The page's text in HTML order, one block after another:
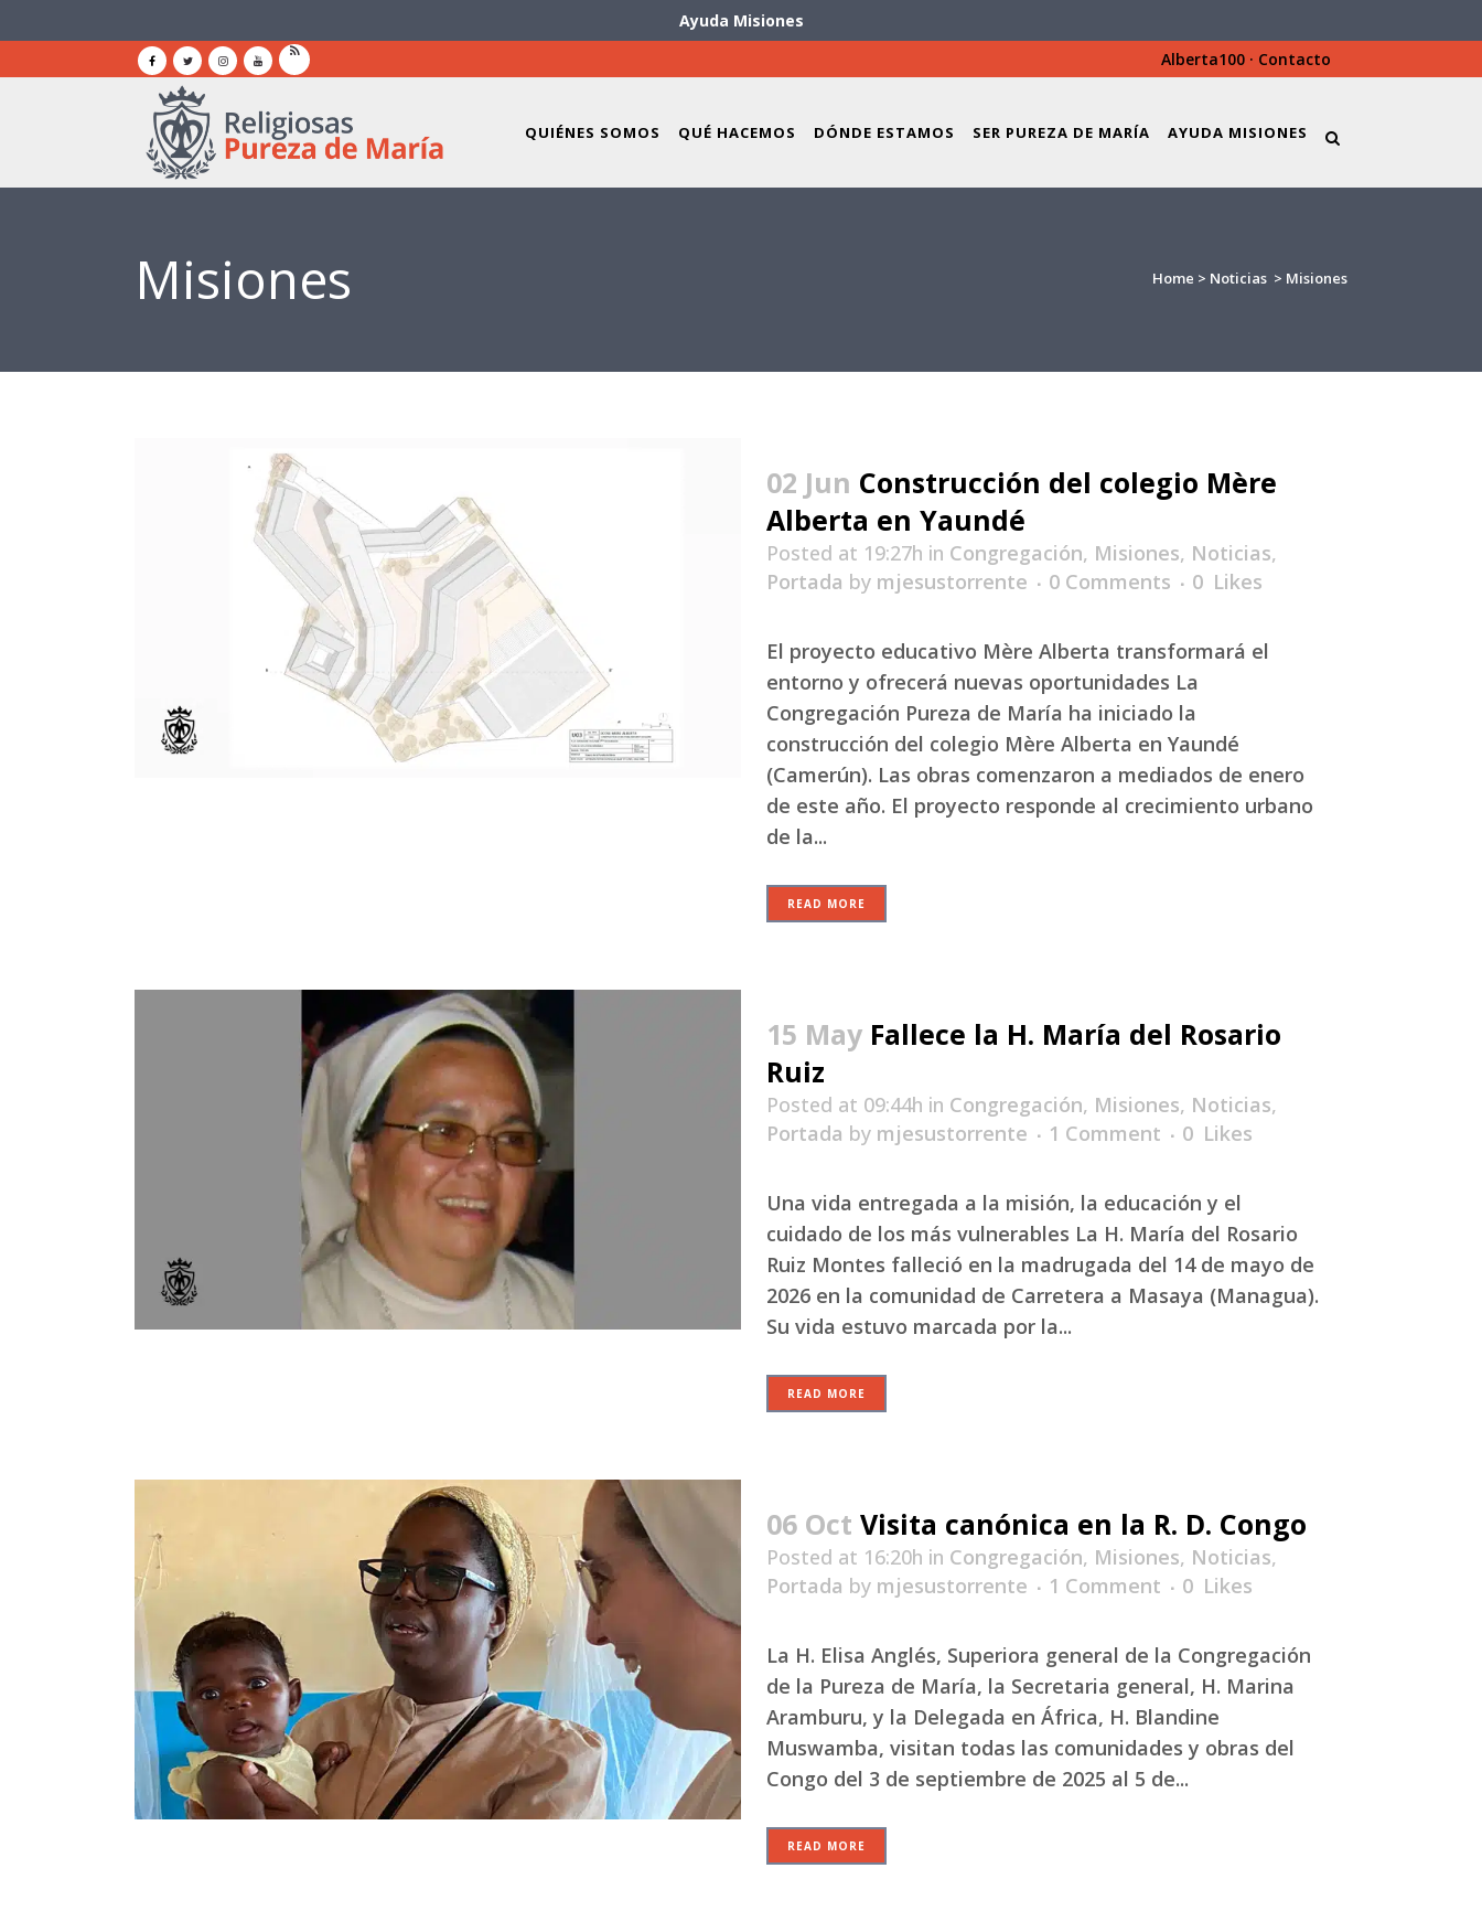
Ayuda Misiones
Alberta100 · Contacto
QUIÉNES SOMOS QUÉ HACEMOS DÓNDE ESTAMOS SER PUREZA DE MARÍA AYUDA MISIONES
Misiones Home > Noticias > Misiones
02 Jun Construcción del colegio Mère
Alberta en Yaundé
Posted at 19:27h in Congregación, Misiones, Noticias,
Portada by mjesustorrente 0 Comments 0 Likes
El proyecto educativo Mère Alberta transformará el
entorno y ofrecerá nuevas oportunidades La
Congregación Pureza de María ha iniciado la
construcción del colegio Mère Alberta en Yaundé
(Camerún). Las obras comenzaron a mediados de enero
de este año. El proyecto responde al crecimiento urbano
de la...
READ MORE
15 May Fallece la H. María del Rosario
Ruiz
Posted at 09:44h in Congregación, Misiones, Noticias,
Portada by mjesustorrente 1 Comment 0 Likes
Una vida entregada a la misión, la educación y el
cuidado de los más vulnerables La H. María del Rosario
Ruiz Montes falleció en la madrugada del 14 de mayo de
2026 en la comunidad de Carretera a Masaya (Managua).
Su vida estuvo marcada por la...
READ MORE
06 Oct Visita canónica en la R. D. Congo
Posted at 16:20h in Congregación, Misiones, Noticias,
Portada by mjesustorrente 1 Comment 0 Likes
La H. Elisa Anglés, Superiora general de la Congregación
de la Pureza de María, la Secretaria general, H. Marina
Aramburu, y la Delegada en África, H. Blandine
Muswamba, visitan todas las comunidades y obras del
Congo del 3 de septiembre de 2025 al 5 de...
READ MORE